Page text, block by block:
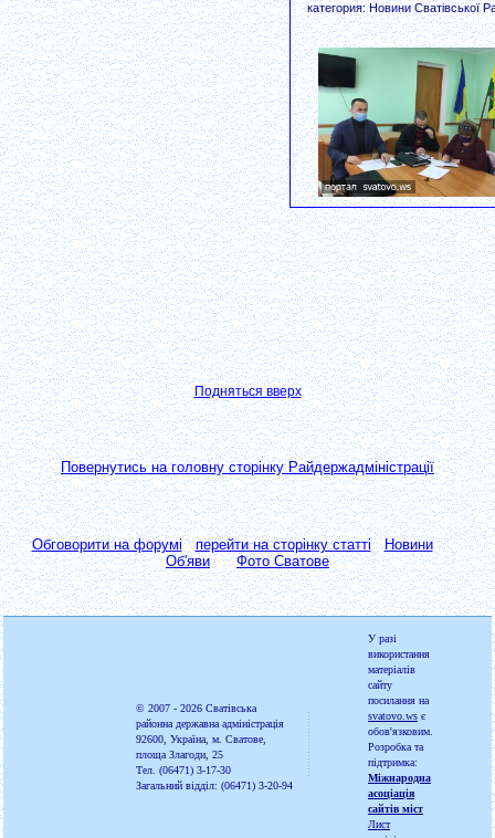
категория: Новини Сватівської
Подняться вверх
Повернутись на головну сторінку Райдержадміністрації
Обговорити на форумі перейти на сторінку статті
Новини
Об'яви
Фото Сватове
© 2007 - 2026 Сватівська
районна державна адміністрація
92600, Україна, м. Сватове,
площа Злагоди, 25
Тел. (06471) 3-17-30
Загальний відділ: (06471) 3-20-94
У разі
використання
матеріалів
сайту
посилання на
svatovo.ws є
обов'язковим.
Розробка та
підтримка:
Міжнародна
асоціація
сайтів міст
Лист